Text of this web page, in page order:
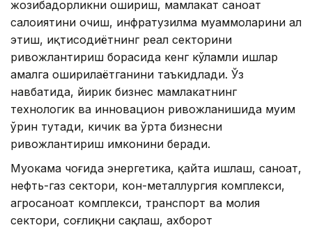
жозибадорликни ошириш, мамлакат саноат
салоҳиятини очиш, инфратузилма муаммоларини ҳал
этиш, иқтисодиётнинг реал секторини
ривожлантириш борасида кенг кўламли ишлар
амалга оширилаётганини таъкидлади. Ўз
навбатида, йирик бизнес мамлакатнинг
технологик ва инновацион ривожланишида муҳим
ўрин тутади, кичик ва ўрта бизнесни
ривожлантириш имконини беради.
Муҳокама чоғида энергетика, қайта ишлаш, саноат,
нефть-газ сектори, кон-металлургия комплекси,
агросаноат комплекси, транспорт ва молия
сектори, соғлиқни сақлаш, ахборот